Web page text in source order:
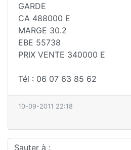
GARDE
CA 488000 E
MARGE 30.2
EBE 55738
PRIX VENTE 340000 E
Tél : 06 07 63 85 62
10-09-2011 22:18
Sauter à :